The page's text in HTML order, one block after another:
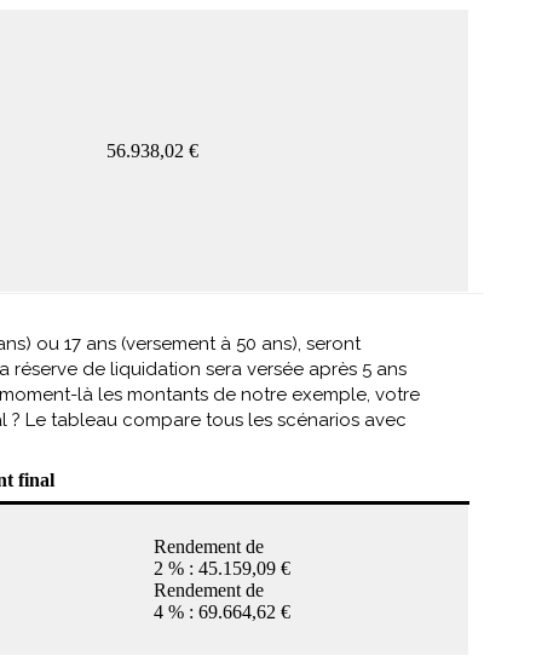
56.938,02 €
ou 17 ans (versement à 50 ans), seront
réserve de liquidation sera versée après 5 ans
là les montants de notre exemple, votre
Le tableau compare tous les scénarios avec
final
Rendement de
2 % : 45.159,09 €
Rendement de
4 % : 69.664,62 €